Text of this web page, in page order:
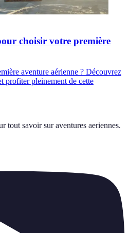
choisir votre première
aventure aérienne ? Découvrez
profiter pleinement de cette
tout savoir sur aventures aeriennes.